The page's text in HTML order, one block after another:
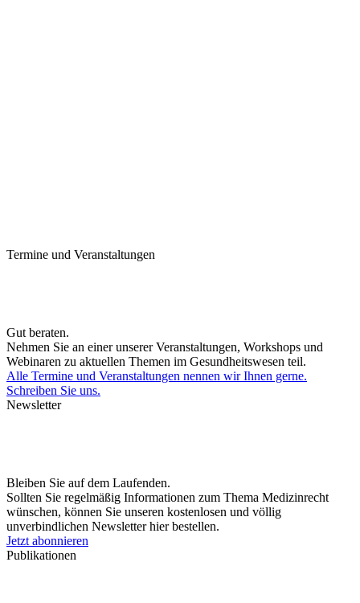
Termine und Veranstaltungen
Gut beraten.
Nehmen Sie an einer unserer Veranstaltungen, Workshops und
Webinaren zu aktuellen Themen im Gesundheitswesen teil.
Alle Termine und Veranstaltungen nennen wir Ihnen gerne.
Schreiben Sie uns.
Newsletter
Bleiben Sie auf dem Laufenden.
Sollten Sie regelmäßig Informationen zum Thema Medizinrecht
wünschen, können Sie unseren kostenlosen und völlig
unverbindlichen Newsletter hier bestellen.
Jetzt abonnieren
Publikationen